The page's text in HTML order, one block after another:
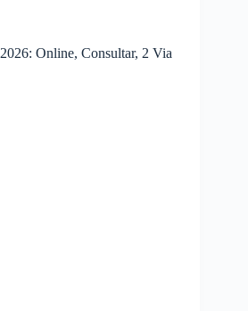
Online, Consultar, 2 Via